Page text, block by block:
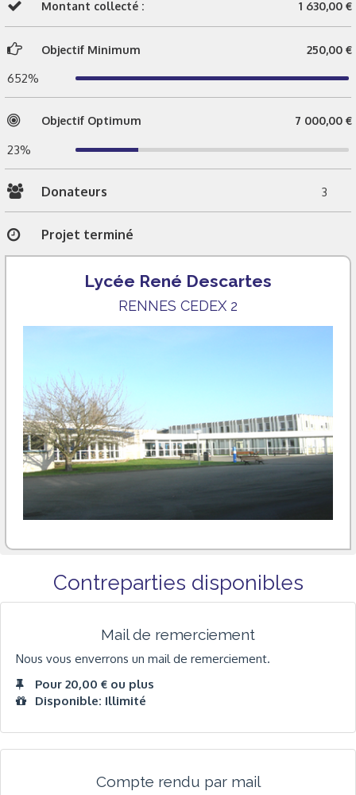
Montant collecté : 1 630,00 €
Objectif Minimum 250,00 €
652%
Objectif Optimum 7 000,00 €
23%
Donateurs 3
Projet terminé
Lycée René Descartes
RENNES CEDEX 2
Contreparties disponibles
Mail de remerciement
Nous vous enverrons un mail de remerciement.
Pour 20,00 € ou plus
Disponible: Illimité
Compte rendu par mail